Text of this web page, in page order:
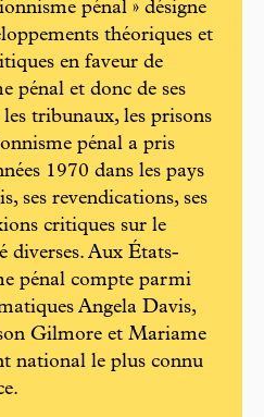
pénal » désigne
théoriques et
en faveur de
pénal et donc de ses
tribunaux, les prisons
pénal a pris
1970 dans les pays
ses revendications, ses
critiques sur le
diverses. Aux États-
pénal compte parmi
Angela Davis,
Gilmore et Mariame
national le plus connu